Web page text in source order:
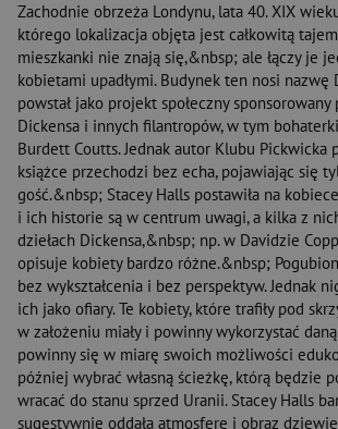
Zachodnie obrzeża Londynu, lata 40. XIX
którego lokalizacja objęta jest całkowitą
mieszkanki nie znają się,&nbsp; ale łączy je
kobietami upadłymi. Budynek ten nosi nazwę
powstał jako projekt społeczny sponsorowany
Dickensa i innych filantropów, w tym
Burdett Coutts. Jednak autor Klubu Pickwicka
książce przechodzi bez echa, pojawiając się
gość.&nbsp; Stacey Halls postawiła na
i ich historie są w centrum uwagi, a kilka z
dziełach Dickensa,&nbsp; np. w Davidzie
opisuje kobiety bardzo różne.&nbsp;
bez wykształcenia i bez perspektyw. Jednak
ich jako ofiary. Te kobiety, które trafiły pod
w założeniu miały i powinny wykorzystać
powinny się w miarę swoich możliwości
później wybrać własną ścieżkę, którą będzie
wracać do stanu sprzed Uranii. Stacey Halls
sugestywnie oddała atmosferę i obraz